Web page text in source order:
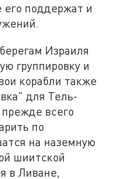
поддержат и
Израиля
группировку и
корабли также
для Тель-
всего
по
на наземную
шиитской
в Ливане,